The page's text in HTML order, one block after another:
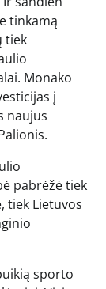
tinkamą
tiek
Monako
į
naujus
pabrėžė tiek
tiek Lietuvos
sporto